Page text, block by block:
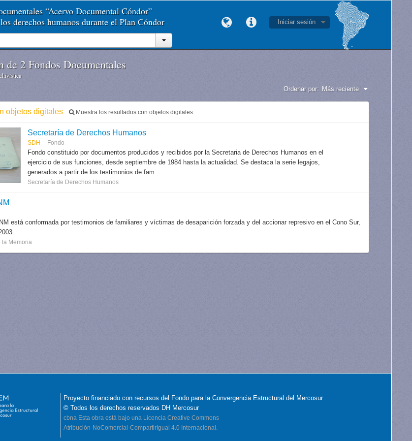
“Acervo Documental Cóndor”
derechos humanos durante el Plan Cóndor
Iniciar sesión
de 2 Fondos Documentales
Ordenar por: Más reciente
objetos digitales Muestra los resultados con objetos digitales
Secretaría de Derechos Humanos
SDH Fondo
Fondo constituido por documentos producidos y recibidos por la Secretaria de Derechos Humanos en el
ejercicio de sus funciones, desde septiembre de 1984 hasta la actualidad. Se destaca la serie legajos,
generados a partir de los testimonios de fam...
Secretaría de Derechos Humanos
está conformada por testimonios de familiares y víctimas de desaparición forzada y del accionar represivo en el Cono Sur,
la Memoria
Proyecto financiado con recursos del Fondo para la Convergencia Estructural del Mercosur
© Todos los derechos reservados DH Mercosur
cbna Esta obra está bajo una Licencia Creative Commons
Atribución-NoComercial-CompartirIgual 4.0 Internacional.